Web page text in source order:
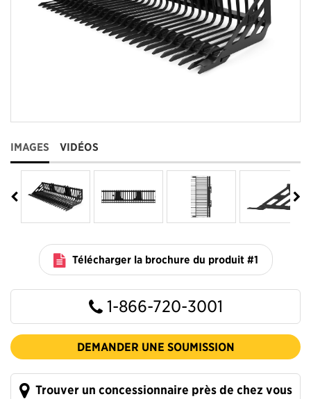
IMAGES VIDÉOS
Télécharger la brochure du produit #1
1-866-720-3001
DEMANDER UNE SOUMISSION
Trouver un concessionnaire près de chez vous